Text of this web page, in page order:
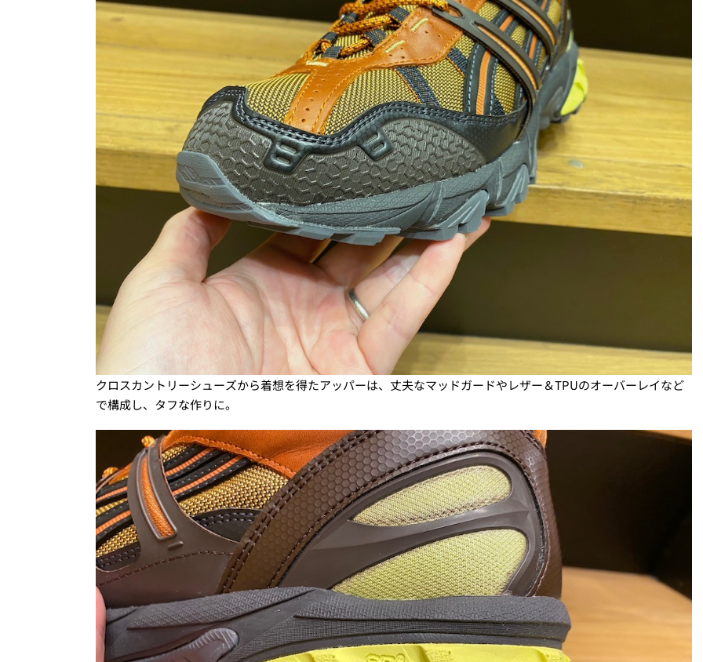
クロスカントリーシューズから着想を得たアッパーは、丈夫なマッドガードやレザー＆TPUのオーバーレイなど
で構成し、タフな作りに。